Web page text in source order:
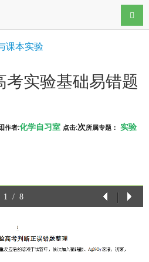
导航
课本实验
考实验基础易错题
作者:化学自习室 点击:次所属专题： 实验